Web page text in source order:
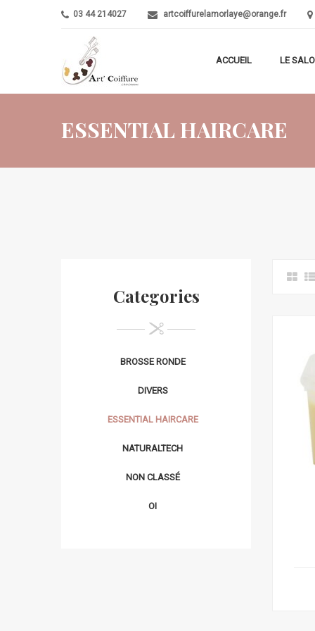
03 44 214027 artcoiffurelamorlaye@orange.fr
ACCUEIL LE
ESSENTIAL HAIRCARE
Categories
BROSSE RONDE
DIVERS
ESSENTIAL HAIRCARE
NATURALTECH
NON CLASSÉ
OI